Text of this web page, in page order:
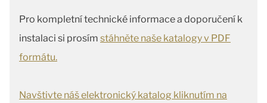
Pro kompletní technické informace a doporučení k
instalaci si prosím stáhněte naše katalogy v PDF
formátu.
Navštivte náš elektronický katalog kliknutím na